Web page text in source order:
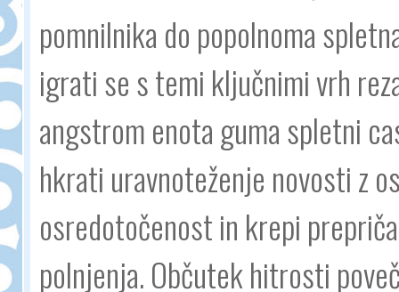
pomnilnika do popolnoma
igrati se s temi ključnimi vrh
angstrom enota guma spletni
hkrati uravnoteženje novosti z
osredotočenost in krepi
polnjenja. Občutek hitrosti